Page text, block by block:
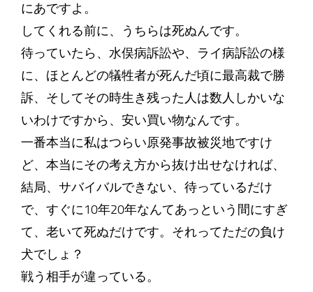
にあですよ。
してくれる前に、うちらは死ぬんです。
待っていたら、水俣病訴訟や、ライ病訴訟の様
に、ほとんどの犠牲者が死んだ頃に最高裁で勝
訴、そしてその時生き残った人は数人しかいな
いわけですから、安い買い物なんです。
一番本当に私はつらい原発事故被災地ですけ
ど、本当にその考え方から抜け出せなければ、
結局、サバイバルできない、待っているだけ
で、すぐに10年20年なんてあっという間にすぎ
て、老いて死ぬだけです。それってただの負け
犬でしょ？
戦う相手が違っている。